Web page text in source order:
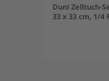
Duni Zelltuch-
33 x 33 cm, 1/4